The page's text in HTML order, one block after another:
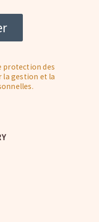
protection des
la gestion et la